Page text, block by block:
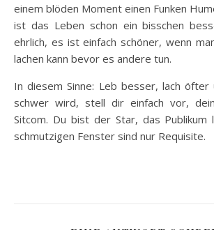
einem blöden Moment einen Funken
ist das Leben schon ein bisschen
ehrlich, es ist einfach schöner, wenn
lachen kann bevor es andere tun.
In diesem Sinne: Leb besser, lach öfter
schwer wird, stell dir einfach vor,
Sitcom. Du bist der Star, das Publikum
schmutzigen Fenster sind nur Requisite.